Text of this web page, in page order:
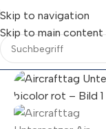
Skip to navigation
Skip to main content